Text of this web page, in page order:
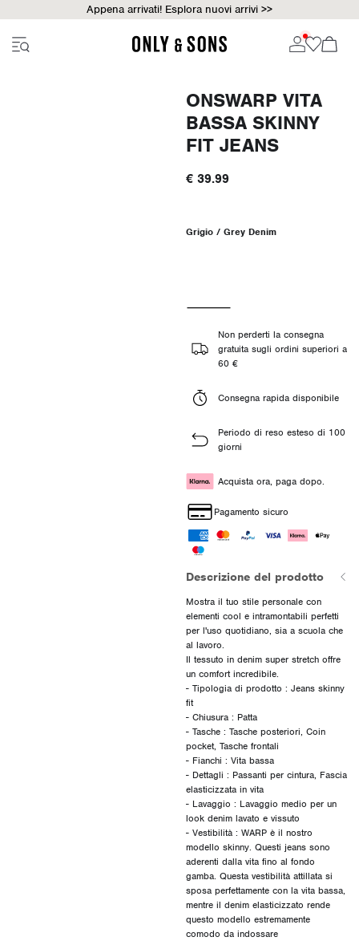
Appena arrivati! Esplora nuovi arrivi >>
ONSWARP VITA
BASSA SKINNY
FIT JEANS
€ 39.99
Grigio / Grey Denim
Non perderti la consegna
gratuita sugli ordini superiori a
60 €
Consegna rapida disponibile
Periodo di reso esteso di 100
giorni
Acquista ora, paga dopo.
Pagamento sicuro
Descrizione del prodotto
Mostra il tuo stile personale con
elementi cool e intramontabili perfetti
per l'uso quotidiano, sia a scuola che
al lavoro.
Il tessuto in denim super stretch offre
un comfort incredibile.
- Tipologia di prodotto : Jeans skinny
fit
- Chiusura : Patta
- Tasche : Tasche posteriori, Coin
pocket, Tasche frontali
- Fianchi : Vita bassa
- Dettagli : Passanti per cintura, Fascia
elasticizzata in vita
- Lavaggio : Lavaggio medio per un
look denim lavato e vissuto
- Vestibilità : WARP è il nostro
modello skinny. Questi jeans sono
aderenti dalla vita fino al fondo
gamba. Questa vestibilità attillata si
sposa perfettamente con la vita bassa,
mentre il denim elasticizzato rende
questo modello estremamente
comodo da indossare